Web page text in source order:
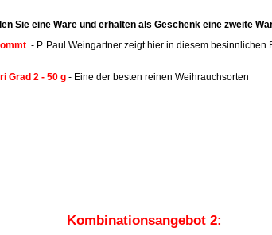
Sie eine Ware und erhalten als Geschenk eine zweite
- P. Paul Weingartner zeigt hier in diesem besinnlichen
Grad 2 - 50 g - Eine der besten reinen Weihrauchsorten
Kombinationsangebot 2: